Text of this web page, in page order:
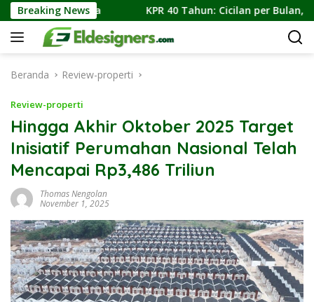
Langsung
ke
konten
Breaking News
Di Jakarta KPR 40 Tahun: Cicilan per Bulan,
Beranda Review-properti
Review-properti
Hingga Akhir Oktober 2025 Target
Inisiatif Perumahan Nasional Telah
Mencapai Rp3,486 Triliun
Thomas Nengolan
November 1, 2025